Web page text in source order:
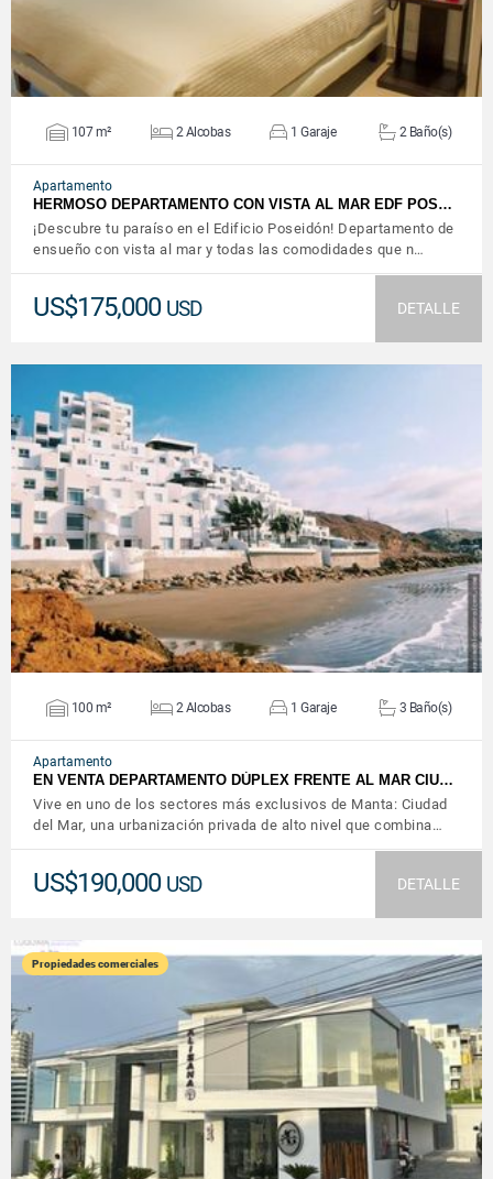
107 m² 2 Alcobas 1 Garaje 2 Baño(s)
Apartamento
HERMOSO DEPARTAMENTO CON VISTA AL MAR EDF POS…
¡Descubre tu paraíso en el Edificio Poseidón! Departamento de
ensueño con vista al mar y todas las comodidades que n…
US$175,000 USD DETALLE
VER DETALLES
100 m² 2 Alcobas 1 Garaje 3 Baño(s)
Apartamento
EN VENTA DEPARTAMENTO DÚPLEX FRENTE AL MAR CIU…
Vive en uno de los sectores más exclusivos de Manta: Ciudad
del Mar, una urbanización privada de alto nivel que combina…
US$190,000 USD DETALLE
Propiedades comerciales
VER DETALLES